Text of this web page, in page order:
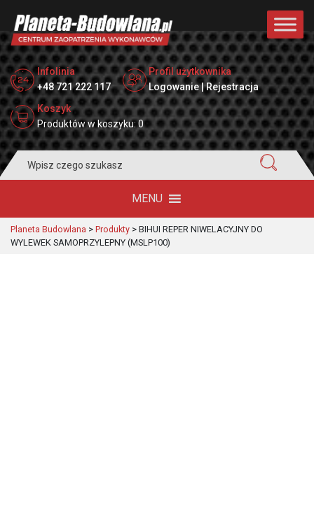
Infolinia
+48 721 222 117
Profil użytkownika
Logowanie | Rejestracja
Koszyk
Produktów w koszyku: 0
for:
MENU
Planeta Budowlana > Produkty > BIHUI REPER NIWELACYJNY DO
WYLEWEK SAMOPRZYLEPNY (MSLP100)